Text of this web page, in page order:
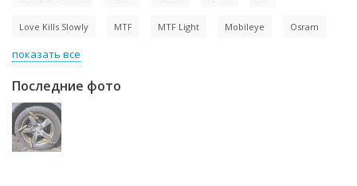
Love Kills Slowly MTF MTF Light Mobileye Osram
показать все
Последние фото